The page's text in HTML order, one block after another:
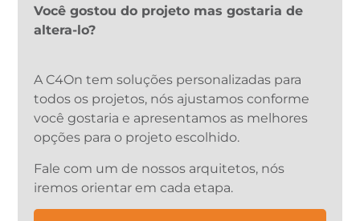
Você gostou do projeto mas gostaria de
altera-lo?
A C4On tem soluções personalizadas para
todos os projetos, nós ajustamos conforme
você gostaria e apresentamos as melhores
opções para o projeto escolhido.
Fale com um de nossos arquitetos, nós
iremos orientar em cada etapa.